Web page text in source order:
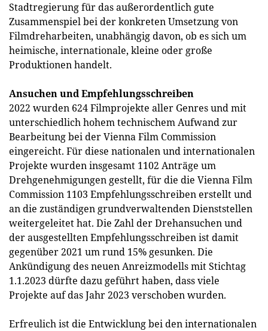
Stadtregierung für das außerordentlich gute
Zusammenspiel bei der konkreten Umsetzung von
Filmdreharbeiten, unabhängig davon, ob es sich um
heimische, internationale, kleine oder große
Produktionen handelt.
Ansuchen und Empfehlungsschreiben
2022 wurden 624 Filmprojekte aller Genres und mit
unterschiedlich hohem technischem Aufwand zur
Bearbeitung bei der Vienna Film Commission
eingereicht. Für diese nationalen und internationalen
Projekte wurden insgesamt 1102 Anträge um
Drehgenehmigungen gestellt, für die die Vienna Film
Commission 1103 Empfehlungsschreiben erstellt und
an die zuständigen grundverwaltenden Dienststellen
weitergeleitet hat. Die Zahl der Drehansuchen und
der ausgestellten Empfehlungsschreiben ist damit
gegenüber 2021 um rund 15% gesunken. Die
Ankündigung des neuen Anreizmodells mit Stichtag
1.1.2023 dürfte dazu geführt haben, dass viele
Projekte auf das Jahr 2023 verschoben wurden.
Erfreulich ist die Entwicklung bei den internationalen